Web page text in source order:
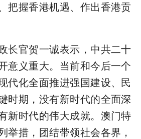
把握香港机遇、作出香港贡
官贺一诚表示，中共二十
意义重大。当前和今后一个
代化全面推进强国建设、民
时期，没有新时代的全面深
新时代的伟大成就。澳门特
举措，团结带领社会各界，